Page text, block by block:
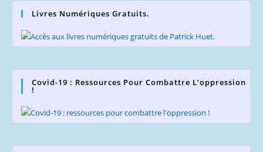
Livres Numériques Gratuits.
Covid-19 : Ressources Pour Combattre L’oppression
!